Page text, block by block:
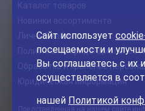
Каталог товаров
Новинки ассортимента
Личный кабинет
Политика
Обработка и хранение
Юридическая информация
Сайт использует
посещаемости и
Вы соглашаетесь с их
осуществляется в
нашей Политикой